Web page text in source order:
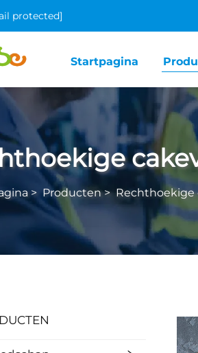
protected]
Startpagina
> Producten> Rechthoekige